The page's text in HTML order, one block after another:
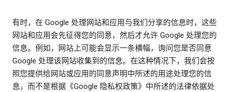
有时，在 Google 处理网站和应用与我们分享的信息时，这些
网站和应用会先征得您的同意，然后才允许 Google 处理您的
信息。例如，网站上可能会显示一条横幅，询问您是否同意
Google 处理该网站收集到的信息。在这种情况下，我们会按
照您提供给网站或应用的同意声明中所述的用途处理您的信
息，而不是根据《Google 隐私权政策》中所述的法律依据处